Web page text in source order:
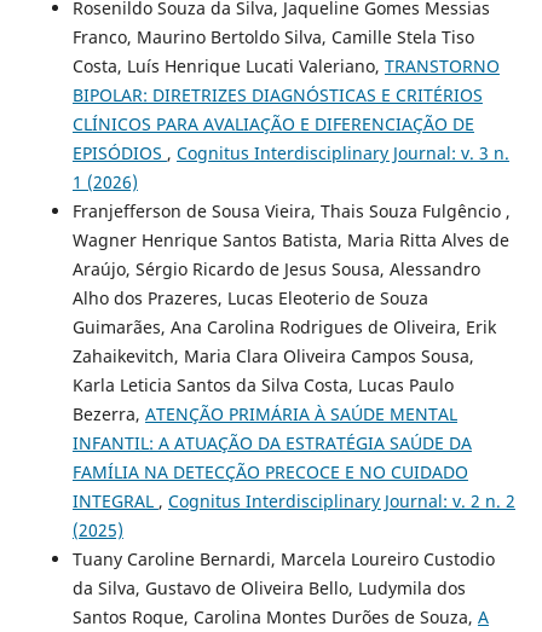
Rosenildo Souza da Silva, Jaqueline Gomes Messias
Franco, Maurino Bertoldo Silva, Camille Stela Tiso
Costa, Luís Henrique Lucati Valeriano, TRANSTORNO
BIPOLAR: DIRETRIZES DIAGNÓSTICAS E CRITÉRIOS
CLÍNICOS PARA AVALIAÇÃO E DIFERENCIAÇÃO DE
EPISÓDIOS , Cognitus Interdisciplinary Journal: v. 3 n.
1 (2026)
Franjefferson de Sousa Vieira, Thais Souza Fulgêncio ,
Wagner Henrique Santos Batista, Maria Ritta Alves de
Araújo, Sérgio Ricardo de Jesus Sousa, Alessandro
Alho dos Prazeres, Lucas Eleoterio de Souza
Guimarães, Ana Carolina Rodrigues de Oliveira, Erik
Zahaikevitch, Maria Clara Oliveira Campos Sousa,
Karla Leticia Santos da Silva Costa, Lucas Paulo
Bezerra, ATENÇÃO PRIMÁRIA À SAÚDE MENTAL
INFANTIL: A ATUAÇÃO DA ESTRATÉGIA SAÚDE DA
FAMÍLIA NA DETECÇÃO PRECOCE E NO CUIDADO
INTEGRAL , Cognitus Interdisciplinary Journal: v. 2 n. 2
(2025)
Tuany Caroline Bernardi, Marcela Loureiro Custodio
da Silva, Gustavo de Oliveira Bello, Ludymila dos
Santos Roque, Carolina Montes Durões de Souza, A